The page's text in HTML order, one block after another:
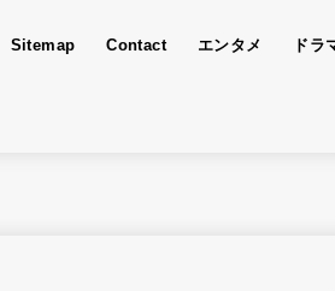
Sitemap Contact エンタメ ドラ